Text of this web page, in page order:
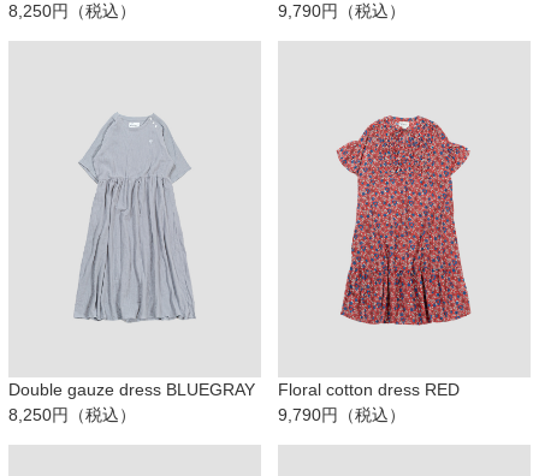
8,250円（税込）
9,790円（税込）
Double gauze dress BLUEGRAY
8,250円（税込）
Floral cotton dress RED
9,790円（税込）